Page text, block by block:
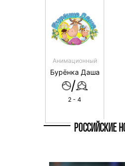
Анимационный
Бурёнка Даша
/
2 - 4
РОССИЙСКИЕ